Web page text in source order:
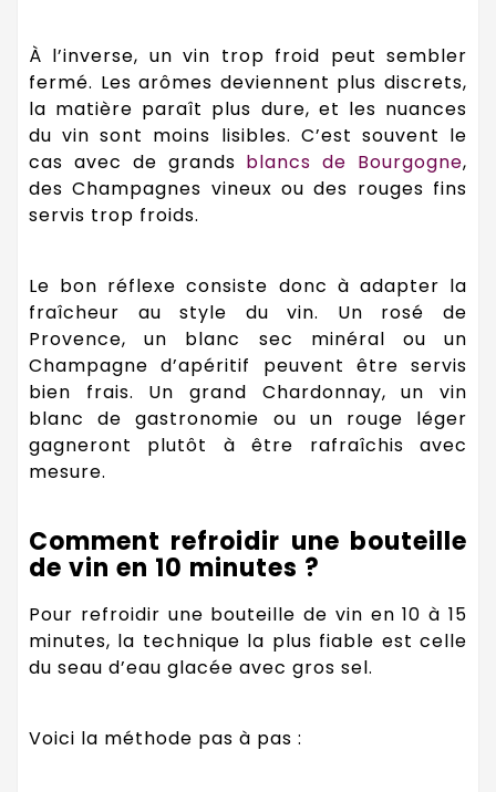
À l’inverse, un vin trop froid peut sembler
fermé. Les arômes deviennent plus discrets,
la matière paraît plus dure, et les nuances
du vin sont moins lisibles. C’est souvent le
cas avec de grands blancs de Bourgogne,
des Champagnes vineux ou des rouges fins
servis trop froids.
Le bon réflexe consiste donc à adapter la
fraîcheur au style du vin. Un rosé de
Provence, un blanc sec minéral ou un
Champagne d’apéritif peuvent être servis
bien frais. Un grand Chardonnay, un vin
blanc de gastronomie ou un rouge léger
gagneront plutôt à être rafraîchis avec
mesure.
Comment refroidir une bouteille
de vin en 10 minutes ?
Pour refroidir une bouteille de vin en 10 à 15
minutes, la technique la plus fiable est celle
du seau d’eau glacée avec gros sel.
Voici la méthode pas à pas :